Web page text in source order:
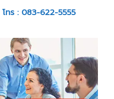
โทร : 083-622-5555